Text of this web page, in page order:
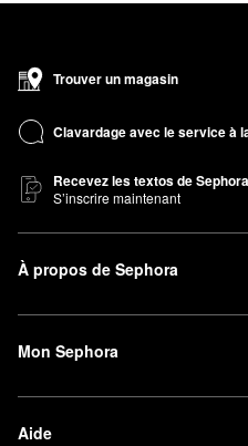
N’oubliez pas de jeter un coup
Trouver un magasin
Clavardage avec le service à
Recevez les textos de Sephora
S’inscrire maintenant
À propos de Sephora
Mon Sephora
Aide